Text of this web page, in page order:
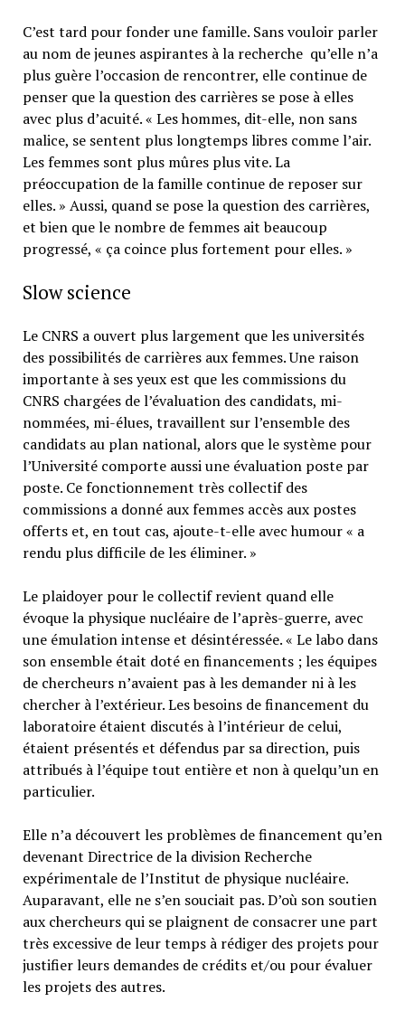
C’est tard pour fonder une famille. Sans vouloir parler
au nom de jeunes aspirantes à la recherche qu’elle n’a
plus guère l’occasion de rencontrer, elle continue de
penser que la question des carrières se pose à elles
avec plus d’acuité. « Les hommes, dit-elle, non sans
malice, se sentent plus longtemps libres comme l’air.
Les femmes sont plus mûres plus vite. La
préoccupation de la famille continue de reposer sur
elles. » Aussi, quand se pose la question des carrières,
et bien que le nombre de femmes ait beaucoup
progressé, « ça coince plus fortement pour elles. »
Slow science
Le CNRS a ouvert plus largement que les universités
des possibilités de carrières aux femmes. Une raison
importante à ses yeux est que les commissions du
CNRS chargées de l’évaluation des candidats, mi-
nommées, mi-élues, travaillent sur l’ensemble des
candidats au plan national, alors que le système pour
l’Université comporte aussi une évaluation poste par
poste. Ce fonctionnement très collectif des
commissions a donné aux femmes accès aux postes
offerts et, en tout cas, ajoute-t-elle avec humour « a
rendu plus difficile de les éliminer. »
Le plaidoyer pour le collectif revient quand elle
évoque la physique nucléaire de l’après-guerre, avec
une émulation intense et désintéressée. « Le labo dans
son ensemble était doté en financements ; les équipes
de chercheurs n’avaient pas à les demander ni à les
chercher à l’extérieur. Les besoins de financement du
laboratoire étaient discutés à l’intérieur de celui,
étaient présentés et défendus par sa direction, puis
attribués à l’équipe tout entière et non à quelqu’un en
particulier.
Elle n’a découvert les problèmes de financement qu’en
devenant Directrice de la division Recherche
expérimentale de l’Institut de physique nucléaire.
Auparavant, elle ne s’en souciait pas. D’où son soutien
aux chercheurs qui se plaignent de consacrer une part
très excessive de leur temps à rédiger des projets pour
justifier leurs demandes de crédits et/ou pour évaluer
les projets des autres.